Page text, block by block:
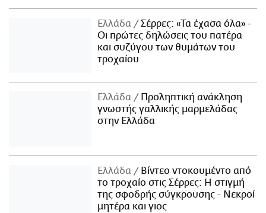
Ελλάδα
Σέρρες: «Τα έχασα όλα» -
Οι πρώτες δηλώσεις του πατέρα
και συζύγου των θυμάτων του
τροχαίου
Ελλάδα
Προληπτική ανάκληση
γνωστής γαλλικής μαρμελάδας
στην Ελλάδα
Ελλάδα
Βίντεο ντοκουμέντο από
το τροχαίο στις Σέρρες: Η στιγμή
της σφοδρής σύγκρουσης - Νεκροί
μητέρα και γιος